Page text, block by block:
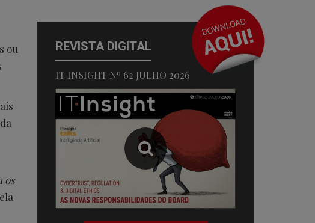
ou
os
REVISTA DIGITAL
IT INSIGHT Nº 62 JULHO 2026